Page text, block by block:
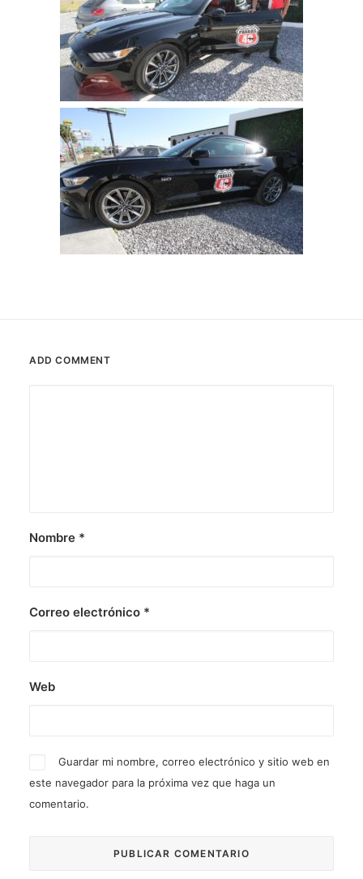
ADD COMMENT
Nombre *
Correo electrónico *
Web
Guardar mi nombre, correo electrónico y sitio web en
este navegador para la próxima vez que haga un
comentario.